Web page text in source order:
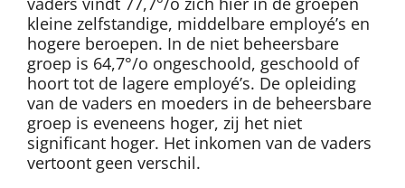
kleine zelfstandige, middelbare employé’s en
hogere beroepen. In de niet beheersbare
groep is 64,7°/o ongeschoold, geschoold of
hoort tot de lagere employé’s. De opleiding
van de vaders en moeders in de beheersbare
groep is eveneens hoger, zij het niet
significant hoger. Het inkomen van de vaders
vertoont geen verschil.